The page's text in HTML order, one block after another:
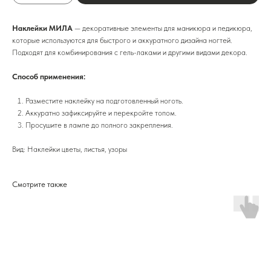
Наклейки МИЛА — декоративные элементы для маникюра и педикюра,
которые используются для быстрого и аккуратного дизайна ногтей.
Подходят для комбинирования с гель-лаками и другими видами декора.
Способ применения:
Разместите наклейку на подготовленный ноготь.
Аккуратно зафиксируйте и перекройте топом.
Просушите в лампе до полного закрепления.
Вид: Наклейки цветы, листья, узоры
Смотрите также